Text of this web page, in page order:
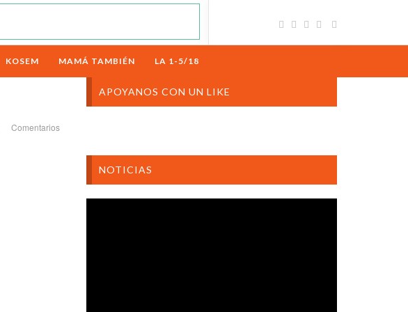
KOSEM MAMÁ TAMBIÉN LA 1-5/18
Comentarios
APOYANOS CON UN LIKE
NOTICIAS